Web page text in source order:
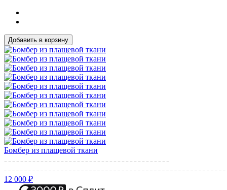
Добавить в корзину
Бомбер из плащевой ткани
12 000 ₽